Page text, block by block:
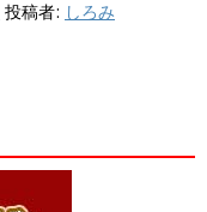
投稿者: しろみ